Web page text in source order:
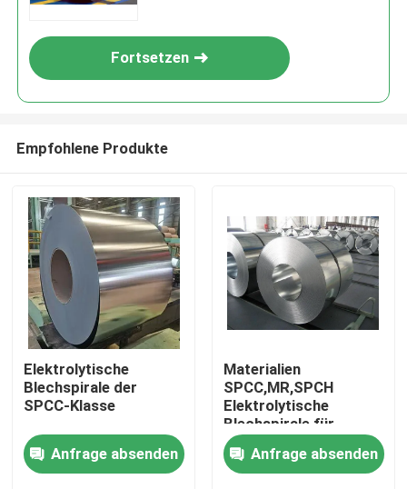
Zu Hause
Fortsetzen
Empfohlene Produkte
Elektrolytische
Blechspirale der
SPCC-Klasse
Anfrage absenden
Materialien
SPCC,MR,SPCH
Elektrolytische
Blechspirale für
Metallfarbe
Eimer/Eimer/Kessel
GB/T 2520-2000, JIS
Anfrage absenden